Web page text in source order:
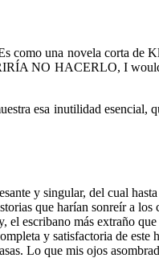
como una novela corta de
NO HACERLO, I
esa inutilidad esencial,
y singular, del cual
que harían sonreír a los
escribano más extraño
y satisfactoria de este
Lo que mis ojos